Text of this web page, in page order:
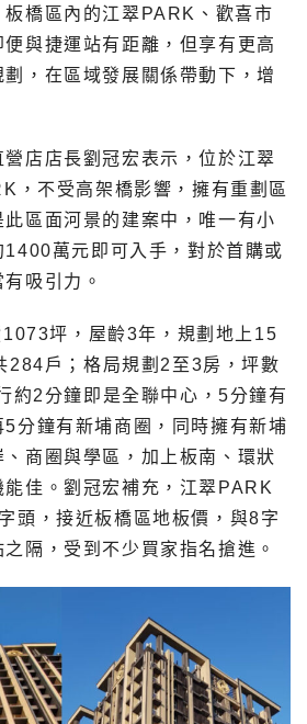
板橋區內的江翠PARK、歡喜市
與捷運站有距離，但享有更高
，在區域發展關係帶動下，增
店店長劉冠宏表示，位於江翠
，不受高架橋影響，擁有重劃區
區面河景的建案中，唯一有小
萬元即可入手，對於首購或
吸引力。
坪，屋齡3年，規劃地上15
284戶；格局規劃2至3房，坪數
約2分鐘即是全聯中心，5分鐘有
分鐘有新埔商圈，同時擁有新埔
、商圈與學區，加上板南、環狀
佳。劉冠宏補充，江翠PARK
頭，接近板橋區地板價，與8字
隔，受到不少買家指名搶進。